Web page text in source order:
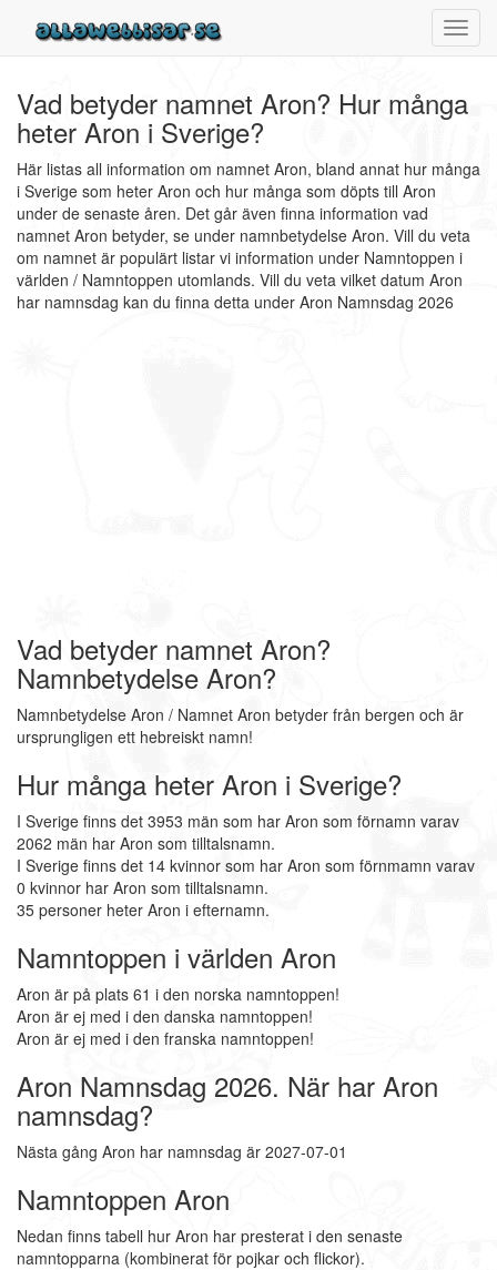
Vad betyder namnet Aron? Hur många
heter Aron i Sverige?
Här listas all information om namnet Aron, bland annat hur många
i Sverige som heter Aron och hur många som döpts till Aron
under de senaste åren. Det går även finna information vad
namnet Aron betyder, se under namnbetydelse Aron. Vill du veta
om namnet är populärt listar vi information under Namntoppen i
världen / Namntoppen utomlands. Vill du veta vilket datum Aron
har namnsdag kan du finna detta under Aron Namnsdag 2026
Vad betyder namnet Aron?
Namnbetydelse Aron?
Namnbetydelse Aron / Namnet Aron betyder från bergen och är
ursprungligen ett hebreiskt namn!
Hur många heter Aron i Sverige?
I Sverige finns det 3953 män som har Aron som förnamn varav
2062 män har Aron som tilltalsnamn.
I Sverige finns det 14 kvinnor som har Aron som förnmamn varav
0 kvinnor har Aron som tilltalsnamn.
35 personer heter Aron i efternamn.
Namntoppen i världen Aron
Aron är på plats 61 i den norska namntoppen!
Aron är ej med i den danska namntoppen!
Aron är ej med i den franska namntoppen!
Aron Namnsdag 2026. När har Aron
namnsdag?
Nästa gång Aron har namnsdag är 2027-07-01
Namntoppen Aron
Nedan finns tabell hur Aron har presterat i den senaste
namntopparna (kombinerat för pojkar och flickor).